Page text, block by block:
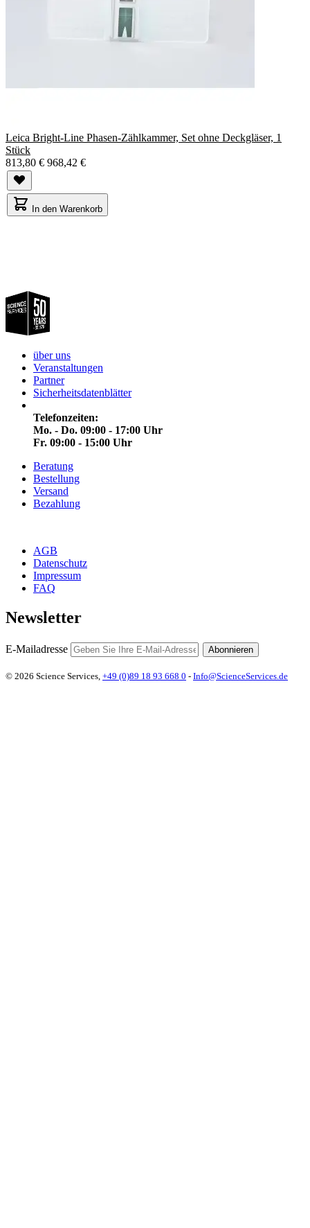
Leica Bright-Line Phasen-Zählkammer, Set ohne Deckgläser, 1
Stück
813,80 € 968,42 €
In den Warenkorb
über uns
Veranstaltungen
Partner
Sicherheitsdatenblätter
Telefonzeiten:
Mo. - Do. 09:00 - 17:00 Uhr
Fr. 09:00 - 15:00 Uhr
Beratung
Bestellung
Versand
Bezahlung
AGB
Datenschutz
Impressum
FAQ
Newsletter
E-Mailadresse Abonnieren
© 2026 Science Services, +49 (0)89 18 93 668 0 - Info@ScienceServices.de